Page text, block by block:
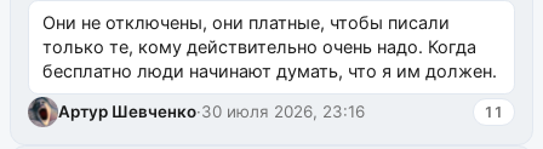
Они не отключены, они платные, чтобы писали
только те, кому действительно очень надо. Когда
бесплатно люди начинают думать, что я им должен.
Артур Шевченко·30 июля 2026, 23:16 11